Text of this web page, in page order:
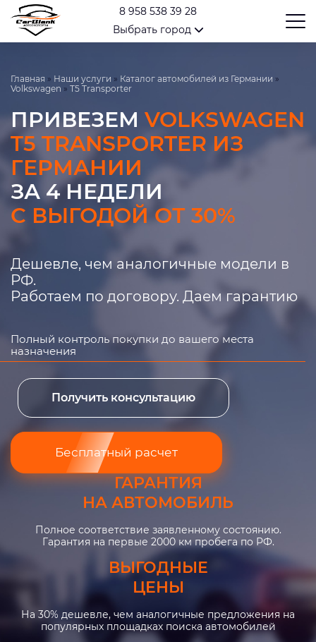
8 958 538 39 28
Выбрать город
Главная » Наши услуги » Каталог автомобилей из Германии »
Volkswagen » T5 Transporter
ПРИВЕЗЕМ VOLKSWAGEN
T5 TRANSPORTER ИЗ
ГЕРМАНИИ
ЗА 4 НЕДЕЛИ
С ВЫГОДОЙ ОТ 30%
Дешевле, чем аналогичные модели в
РФ.
Работаем по договору. Даем гарантию
Полный контроль покупки до вашего места
назначения
Получить консультацию
Бесплатный расчет
ГАРАНТИЯ
НА АВТОМОБИЛЬ
Полное соответствие заявленному состоянию.
Гарантия на первые 2000 км пробега по РФ.
ВЫГОДНЫЕ
ЦЕНЫ
На 30% дешевле, чем аналогичные предложения на
популярных площадках поиска автомобилей